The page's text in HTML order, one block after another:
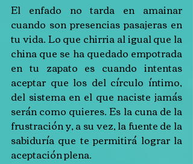
El enfado no tarda en amainar
cuando son presencias pasajeras en
tu vida. Lo que chirria al igual que la
china que se ha quedado empotrada
en tu zapato es cuando intentas
aceptar que los del círculo íntimo,
del sistema en el que naciste jamás
serán como quieres. Es la cuna de la
frustración y, a su vez, la fuente de la
sabiduría que te permitirá lograr la
aceptación plena.